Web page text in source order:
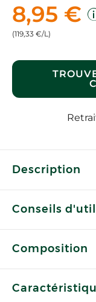
8,95 €
(119,33 €/L)
Description
Conseils
Composition